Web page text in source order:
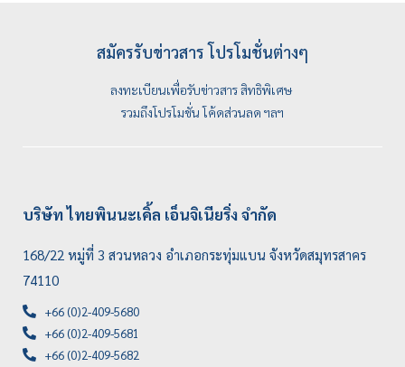
สมัครรับข่าวสาร โปรโมชั่นต่างๆ
ลงทะเบียนเพื่อรับข่าวสาร สิทธิพิเศษ
รวมถึงโปรโมชั่น โค้ดส่วนลด ฯลฯ
บริษัท ไทยพินนะเคิ้ล เอ็นจิเนียริ่ง จำกัด
168/22 หมู่ที่ 3 สวนหลวง อำเภอกระทุ่มแบน จังหวัดสมุทรสาคร
74110
+66 (0)2-409-5680
+66 (0)2-409-5681
+66 (0)2-409-5682